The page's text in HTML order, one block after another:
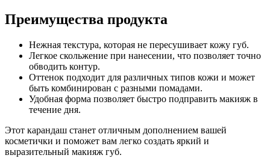
Преимущества продукта
Нежная текстура, которая не пересушивает кожу губ.
Легкое скольжение при нанесении, что позволяет точно
обводить контур.
Оттенок подходит для различных типов кожи и может
быть комбинирован с разными помадами.
Удобная форма позволяет быстро подправить макияж в
течение дня.
Этот карандаш станет отличным дополнением вашей
косметички и поможет вам легко создать яркий и
выразительный макияж губ.